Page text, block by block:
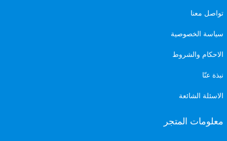
تواصل معنا
سياسة الخصوصية
الاحكام والشروط
نبذة عنّا
الاسئلة الشائعة
معلومات المتجر